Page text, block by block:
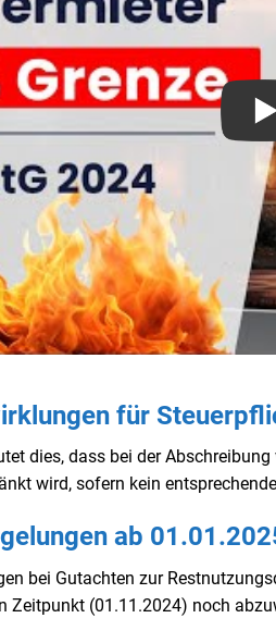
für
dies, dass bei der
wird, sofern kein
ab
bei Gutachten zur
Zeitpunkt (01.11.2024) noch